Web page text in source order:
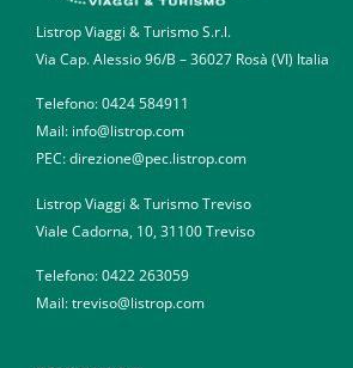
Listrop Viaggi & Turismo S.r.l.
Via Cap. Alessio 96/B – 36027 Rosà (VI) Italia
Telefono:0424 584911
Mail: info@listrop.com
PEC: direzione@pec.listrop.com
Listrop Viaggi & Turismo Treviso
Viale Cadorna, 10, 31100 Treviso
Telefono:0422 263059
Mail: treviso@listrop.com